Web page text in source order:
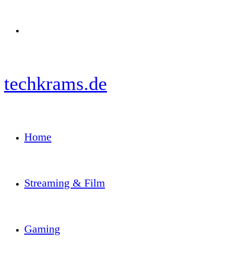
techkrams.de
Home
Streaming & Film
Gaming